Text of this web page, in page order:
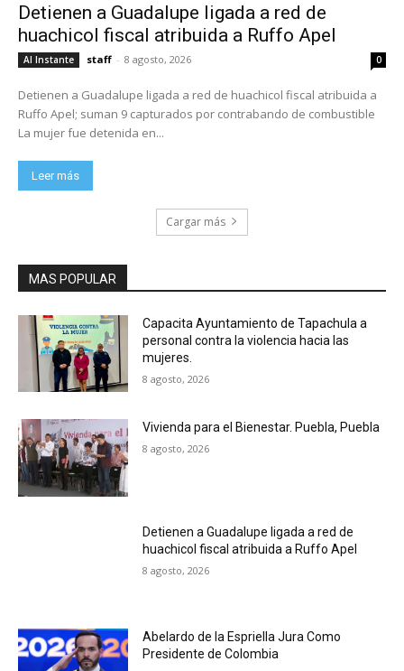
Detienen a Guadalupe ligada a red de
huachicol fiscal atribuida a Ruffo Apel
Al Instante staff - 8 agosto, 2026 0
Detienen a Guadalupe ligada a red de huachicol fiscal atribuida a
Ruffo Apel; suman 9 capturados por contrabando de combustible
La mujer fue detenida en...
Leer más
Cargar más
MAS POPULAR
Capacita Ayuntamiento de Tapachula a
personal contra la violencia hacia las
mujeres.
8 agosto, 2026
Vivienda para el Bienestar. Puebla, Puebla
8 agosto, 2026
Detienen a Guadalupe ligada a red de
huachicol fiscal atribuida a Ruffo Apel
8 agosto, 2026
Abelardo de la Espriella Jura Como
Presidente de Colombia